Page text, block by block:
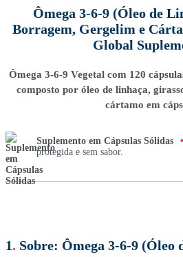
Ômega 3-6-9 (Óleo de
Borragem, Gergelim e
Global
Ômega 3-6-9 Vegetal com 120
composto por óleo de linhaça,
cártamo em
Suplemento em Cápsulas Sólidas •
protegida e sem sabor.
1. Sobre: Ômega 3-6-9 (Óleo